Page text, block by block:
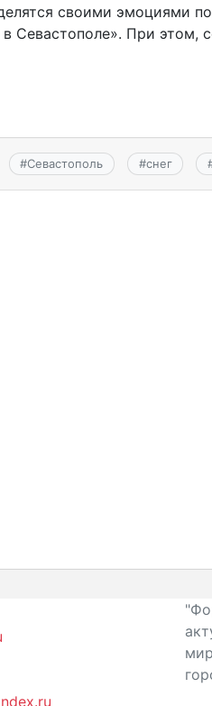
своими эмоциями
Севастополе». При этом,
#Севастополь #снег